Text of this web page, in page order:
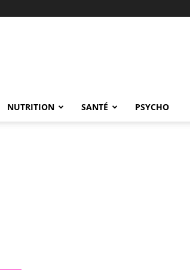
NUTRITION SANTÉ PSYCHO